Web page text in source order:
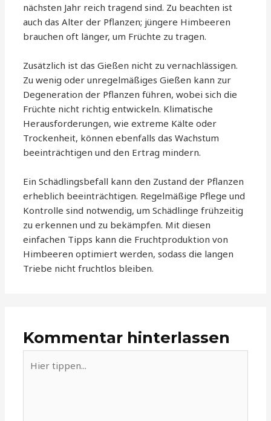
nächsten Jahr reich tragend sind. Zu beachten ist
auch das Alter der Pflanzen; jüngere Himbeeren
brauchen oft länger, um Früchte zu tragen.
Zusätzlich ist das Gießen nicht zu vernachlässigen.
Zu wenig oder unregelmäßiges Gießen kann zur
Degeneration der Pflanzen führen, wobei sich die
Früchte nicht richtig entwickeln. Klimatische
Herausforderungen, wie extreme Kälte oder
Trockenheit, können ebenfalls das Wachstum
beeinträchtigen und den Ertrag mindern.
Ein Schädlingsbefall kann den Zustand der Pflanzen
erheblich beeinträchtigen. Regelmäßige Pflege und
Kontrolle sind notwendig, um Schädlinge frühzeitig
zu erkennen und zu bekämpfen. Mit diesen
einfachen Tipps kann die Fruchtproduktion von
Himbeeren optimiert werden, sodass die langen
Triebe nicht fruchtlos bleiben.
Kommentar hinterlassen
tippen...